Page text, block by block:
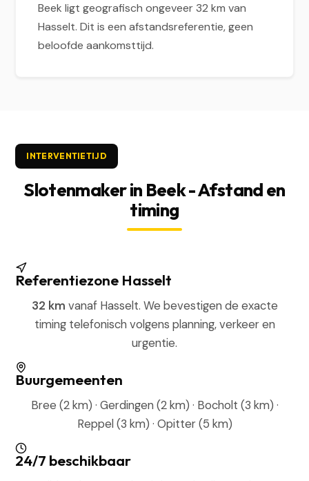
Beek ligt geografisch ongeveer 32 km van
Hasselt. Dit is een afstandsreferentie, geen
beloofde aankomsttijd.
INTERVENTIETIJD
Slotenmaker in Beek - Afstand en
timing
Referentiezone Hasselt
32 km vanaf Hasselt. We bevestigen de exacte
timing telefonisch volgens planning, verkeer en
urgentie.
Buurgemeenten
Bree (2 km) · Gerdingen (2 km) · Bocholt (3 km) ·
Reppel (3 km) · Opitter (5 km)
24/7 beschikbaar